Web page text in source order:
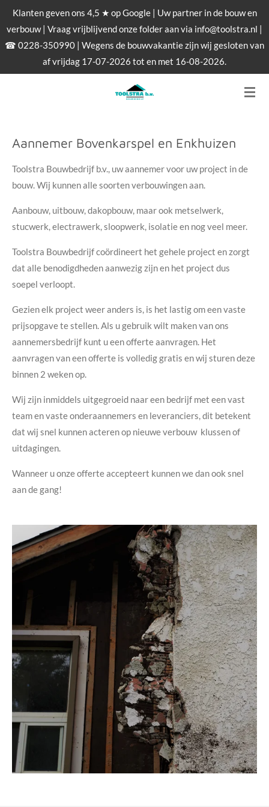
Ga
direct
naar
Klanten geven ons 4,5 ★ op Google | Uw partner in de bouw en
verbouw | Vraag vrijblijvend onze folder aan via info@toolstra.nl |
☎ 0228-350990 | Wegens de bouwvakantie zijn wij gesloten van
af vrijdag 17-07-2026 tot en met 16-08-2026.
Aannemer Bovenkarspel en Enkhuizen
Toolstra Bouwbedrijf b.v., uwaannemervoor uw project in de
bouw. Wij kunnen alle soorten verbouwingen aan.
Aanbouw, uitbouw, dakopbouw, maar ook metselwerk,
stucwerk, electrawerk, sloopwerk, isolatie en nog veel meer.
Toolstra Bouwbedrijf coördineert het gehele project en zorgt
dat alle benodigdheden aanwezig zijn en het project dus
soepel verloopt.
Gezien elk project weer anders is, is het lastig om een vaste
prijsopgave te stellen. Als u gebruik wilt maken van ons
aannemersbedrijf kunt u een offerte aanvragen. Het
aanvragen van een offerte is volledig gratis en wij sturen deze
binnen 2 weken op.
Wij zijn inmiddels uitgegroeid naar een bedrijf met een vast
team en vaste onderaannemers en leveranciers, dit betekent
dat wij snel kunnen acteren op nieuwe verbouw klussen of
uitdagingen.
Wanneer u onze offerte accepteert kunnen we dan ook snel
aan de gang!